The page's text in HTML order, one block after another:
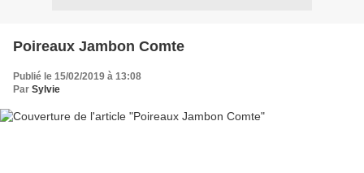
Poireaux Jambon Comte
Publié le 15/02/2019 à 13:08
Par Sylvie